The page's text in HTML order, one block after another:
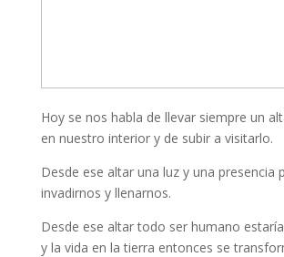
Hoy se nos habla de llevar siempre un
en nuestro interior y de subir a visitarlo.
Desde ese altar una luz y una presencia
invadirnos y llenarnos.
Desde ese altar todo ser humano
y la vida en la tierra entonces se